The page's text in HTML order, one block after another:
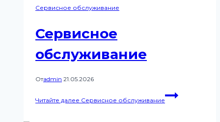
Сервисное обслуживание
Сервисное
обслуживание
Отadmin 21.05.2026
Читайте далее Сервисное обслуживание